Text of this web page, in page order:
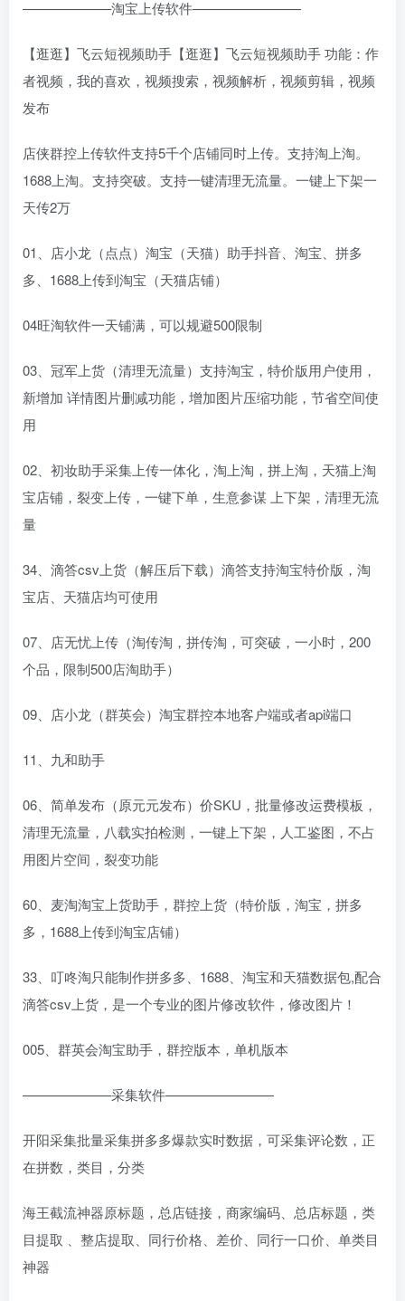
——————–淘宝上传软件————————
【逛逛】飞云短视频助手【逛逛】飞云短视频助手 功能：作
者视频，我的喜欢，视频搜索，视频解析，视频剪辑，视频
发布
店侠群控上传软件支持5千个店铺同时上传。支持淘上淘。
1688上淘。支持突破。支持一键清理无流量。一键上下架一
天传2万
01、店小龙（点点）淘宝（天猫）助手抖音、淘宝、拼多
多、1688上传到淘宝（天猫店铺）
04旺淘软件一天铺满，可以规避500限制
03、冠军上货（清理无流量）支持淘宝，特价版用户使用，
新增加 详情图片删减功能，增加图片压缩功能，节省空间使
用
02、初妆助手采集上传一体化，淘上淘，拼上淘，天猫上淘
宝店铺，裂变上传，一键下单，生意参谋 上下架，清理无流
量
34、滴答csv上货（解压后下载）滴答支持淘宝特价版，淘
宝店、天猫店均可使用
07、店无忧上传（淘传淘，拼传淘，可突破，一小时，200
个品，限制500店淘助手）
09、店小龙（群英会）淘宝群控本地客户端或者api端口
11、九和助手
06、简单发布（原元元发布）价SKU，批量修改运费模板，
清理无流量，八载实拍检测，一键上下架，人工鉴图，不占
用图片空间，裂变功能
60、麦淘淘宝上货助手，群控上货（特价版，淘宝，拼多
多，1688上传到淘宝店铺）
33、叮咚淘只能制作拼多多、1688、淘宝和天猫数据包,配合
滴答csv上货，是一个专业的图片修改软件，修改图片！
005、群英会淘宝助手，群控版本，单机版本
——————–采集软件————————
开阳采集批量采集拼多多爆款实时数据，可采集评论数，正
在拼数，类目，分类
海王截流神器原标题，总店链接，商家编码、总店标题，类
目提取 、整店提取、同行价格、差价、同行一口价、单类目
神器